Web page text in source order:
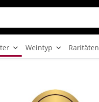
Weintyp Raritäten